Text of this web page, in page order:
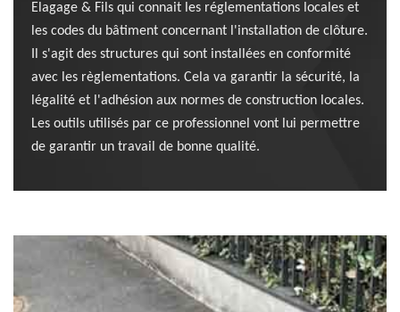
Elagage & Fils qui connait les réglementations locales et
les codes du bâtiment concernant l'installation de clôture.
Il s'agit des structures qui sont installées en conformité
avec les règlementations. Cela va garantir la sécurité, la
légalité et l'adhésion aux normes de construction locales.
Les outils utilisés par ce professionnel vont lui permettre
de garantir un travail de bonne qualité.